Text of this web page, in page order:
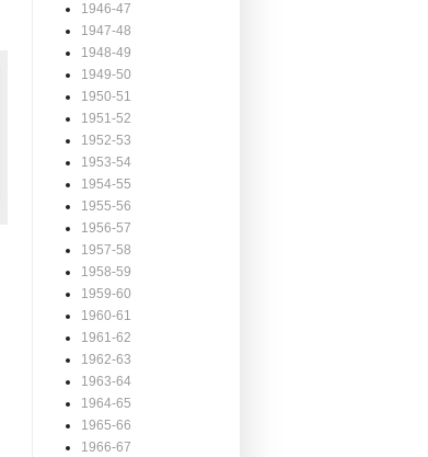
1946-47
1947-48
1948-49
1949-50
1950-51
1951-52
1952-53
1953-54
1954-55
1955-56
1956-57
1957-58
1958-59
1959-60
1960-61
1961-62
1962-63
1963-64
1964-65
1965-66
1966-67